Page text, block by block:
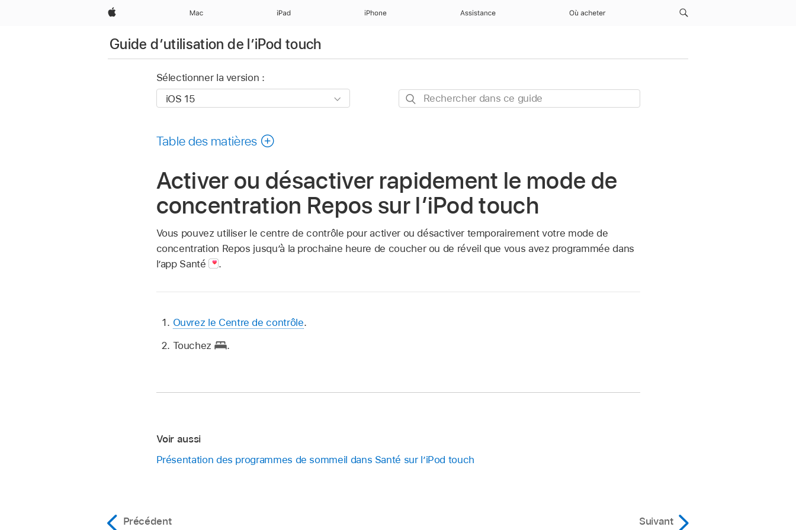
Apple Mac iPad iPhone Assistance Où acheter
Guide d’utilisation de l’iPod touch
Sélectionner la version :
Rechercher
Table des matières
Activer ou désactiver rapidement le mode de
concentration Repos sur l’iPod touch
Vous pouvez utiliser le centre de contrôle pour activer ou désactiver temporairement votre mode de
concentration Repos jusqu’à la prochaine heure de coucher ou de réveil que vous avez programmée dans
l’app Santé
.
Ouvrez le Centre de contrôle.
Touchez
.
Voir aussi
Présentation des programmes de sommeil dans Santé sur l’iPod touch
Précédent Suivant